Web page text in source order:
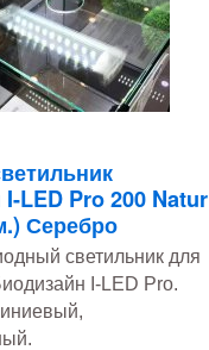
LED Pro 200 Natur
Серебро
светильник для
I-LED Pro.